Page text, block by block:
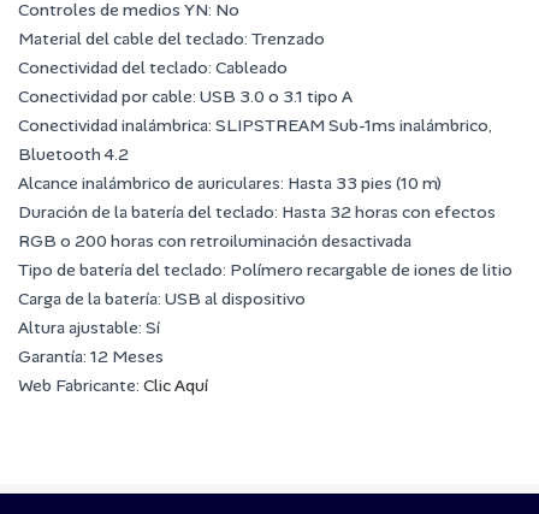
Controles de medios YN: No
Material del cable del teclado: Trenzado
Conectividad del teclado: Cableado
Conectividad por cable: USB 3.0 o 3.1 tipo A
Conectividad inalámbrica: SLIPSTREAM Sub-1ms inalámbrico,
Bluetooth 4.2
Alcance inalámbrico de auriculares: Hasta 33 pies (10 m)
Duración de la batería del teclado: Hasta 32 horas con efectos
RGB o 200 horas con retroiluminación desactivada
Tipo de batería del teclado: Polímero recargable de iones de litio
Carga de la batería: USB al dispositivo
Altura ajustable: Sí
Garantía: 12 Meses
Web Fabricante: Clic Aquí